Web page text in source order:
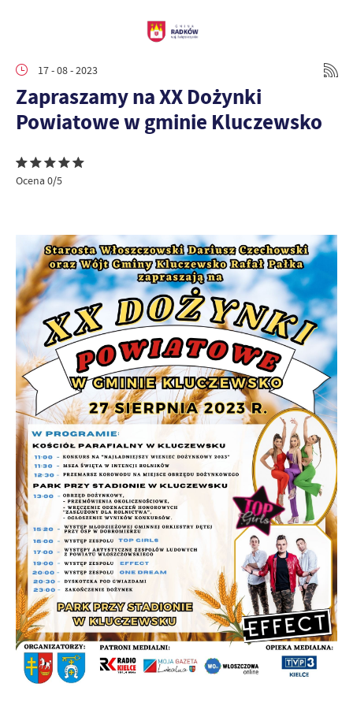
17 - 08 - 2023
Zapraszamy na XX Dożynki
Powiatowe w gminie Kluczewsko
Ocena 0/5